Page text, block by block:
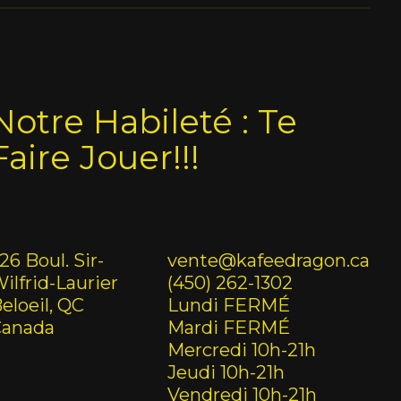
Habileté : Te
Jouer!!!
Boul. Sir-
Laurier
QC
vente@kafeedragon.ca
(450) 262-1302
Lundi FERMÉ
Mardi FERMÉ
Mercredi 10h-21h
Jeudi 10h-21h
Vendredi 10h-21h